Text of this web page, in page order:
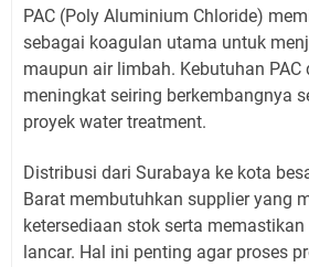
PAC (Poly Aluminium Chloride)
sebagai koagulan utama untuk
maupun air limbah. Kebutuhan PAC
meningkat seiring berkembangnya
proyek water treatment.
Distribusi dari Surabaya ke kota
Barat membutuhkan supplier yang
ketersediaan stok serta
lancar. Hal ini penting agar proses